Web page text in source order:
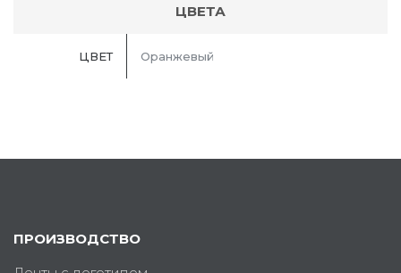
ЦВЕТА
ЦВЕТ Оранжевый
ПРОИЗВОДСТВО